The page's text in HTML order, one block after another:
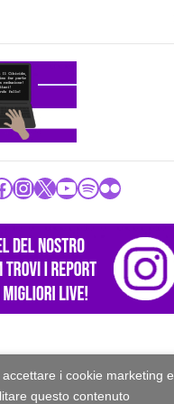
InstagramX YouTube Spotify Flickr
i cookie marketing e
questo contenuto